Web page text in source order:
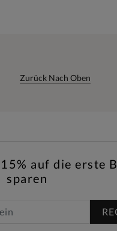
Zurück Nach Oben
auf die erste
sparen